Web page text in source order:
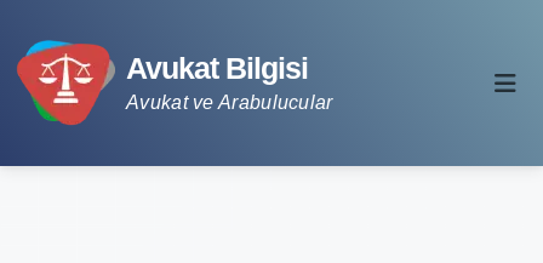
Avukat Bilgisi
Avukat ve Arabulucular